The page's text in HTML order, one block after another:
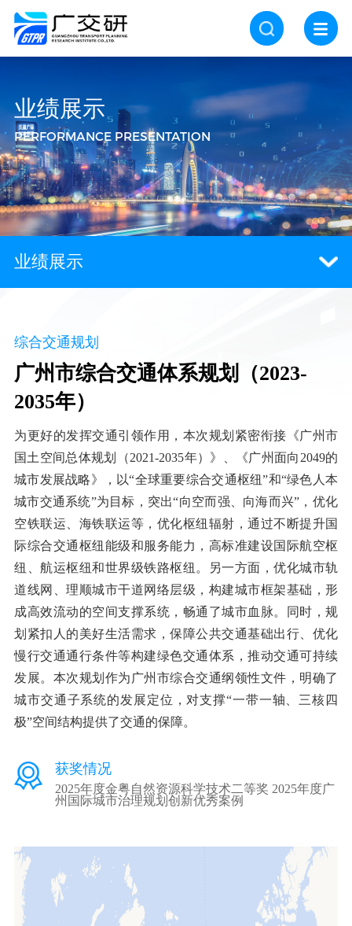
业绩展示
PERFORMANCE PRESENTATION
业绩展示
综合交通规划
广州市综合交通体系规划（2023-
2035年）
为更好的发挥交通引领作用，本次规划紧密衔接《广州市
国土空间总体规划（2021-2035年）》、《广州面向2049的
城市发展战略》，以“全球重要综合交通枢纽”和“绿色人本
城市交通系统”为目标，突出“向空而强、向海而兴”，优化
空铁联运、海铁联运等，优化枢纽辐射，通过不断提升国
际综合交通枢纽能级和服务能力，高标准建设国际航空枢
纽、航运枢纽和世界级铁路枢纽。另一方面，优化城市轨
道线网、理顺城市干道网络层级，构建城市框架基础，形
成高效流动的空间支撑系统，畅通了城市血脉。同时，规
划紧扣人的美好生活需求，保障公共交通基础出行、优化
慢行交通通行条件等构建绿色交通体系，推动交通可持续
发展。本次规划作为广州市综合交通纲领性文件，明确了
城市交通子系统的发展定位，对支撑“一带一轴、三核四
极”空间结构提供了交通的保障。
获奖情况
2025年度金粤自然资源科学技术二等奖 2025年度广
州国际城市治理规划创新优秀案例